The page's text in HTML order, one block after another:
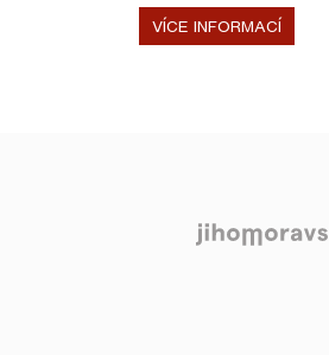
VÍCE INFORMACÍ